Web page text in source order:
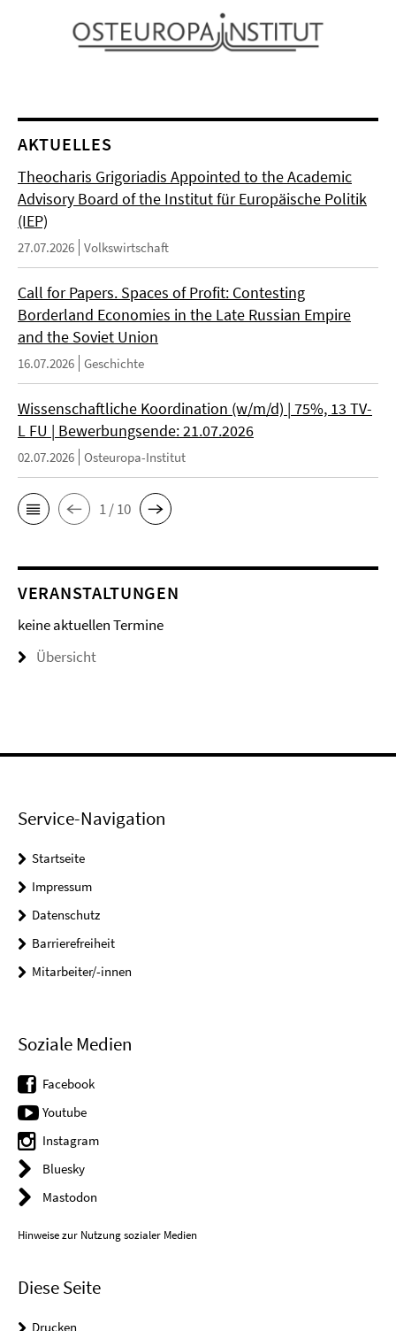
AKTUELLES
Theocharis Grigoriadis Appointed to the Academic
Advisory Board of the Institut für Europäische Politik
(IEP)
27.07.2026 Volkswirtschaft
Call for Papers. Spaces of Profit: Contesting
Borderland Economies in the Late Russian Empire
and the Soviet Union
16.07.2026 Geschichte
Wissenschaftliche Koordination (w/m/d) | 75%, 13 TV-
L FU | Bewerbungsende: 21.07.2026
02.07.2026 Osteuropa-Institut
1 / 10
VERANSTALTUNGEN
keine aktuellen Termine
Übersicht
Service-Navigation
Startseite
Impressum
Datenschutz
Barrierefreiheit
Mitarbeiter/-innen
Soziale Medien
Facebook
Youtube
Instagram
Bluesky
Mastodon
Hinweise zur Nutzung sozialer Medien
Diese Seite
Drucken